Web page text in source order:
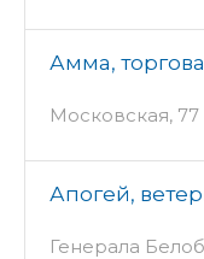
Амма,
Московская, 77
Апогей,
Генерала